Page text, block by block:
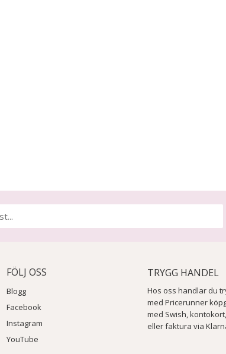
FÖLJ OSS
Blogg
Facebook
Instagram
YouTube
TRYGG HANDEL
Hos oss handlar du
med Pricerunner
med Swish,
eller faktura via